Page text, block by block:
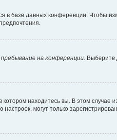
в базе данных конференции. Чтобы
на конференции. Выберите
находитесь вы. В этом случае
могут только